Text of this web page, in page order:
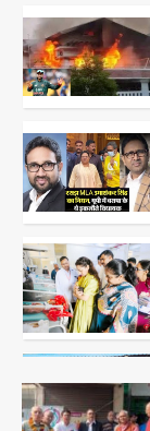
3
4
5